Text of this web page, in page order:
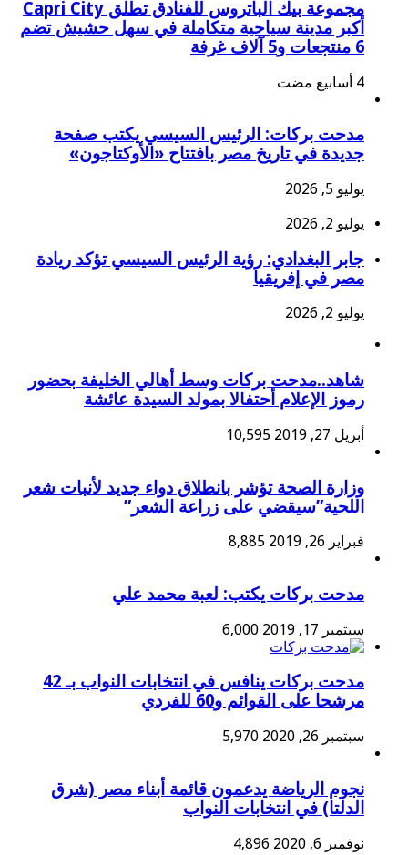
مجموعة بيك الباتروس للفنادق تطلق Capri City
أكبر مدينة سياحية متكاملة في سهل حشيش تضم
6 منتجعات و5 آلاف غرفة
مدحت بركات: الرئيس السيسي يكتب صفحة
جديدة في تاريخ مصر بافتتاح «الأوكتاجون»
يوليو 5, 2026
يوليو 2, 2026
جابر البغدادي: رؤية الرئيس السيسي تؤكد ريادة
مصر في إفريقيا
يوليو 2, 2026
شاهد..مدحت بركات وسط أهالي الخليفة بحضور
رموز الإعلام أحتفالا بمولد السيدة عائشة
أبريل 27, 2019 10,595
وزارة الصحة تؤشر بانطلاق دواء جديد لأنبات شعر
اللحية”سيقضي على زراعة الشعر”
فبراير 26, 2019 8,885
مدحت بركات يكتب: لعبة محمد علي
سبتمبر 17, 2019 6,000
مدحت بركات ينافس في انتخابات النواب بـ 42
مرشحا على القوائم و60 للفردي
سبتمبر 26, 2020 5,970
نجوم الرياضة يدعمون قائمة أبناء مصر (شرق
الدلتا) في انتخابات النواب
نوفمبر 6, 2020 4,896